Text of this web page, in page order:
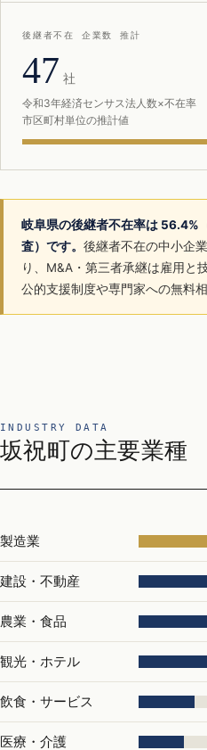
後継者不在 企業数 推計
47 社
令和3年経済センサス法人数×不在率
市区町村単位の推計値
岐阜県の後継者不在率は 56.4%
査）です。 後継者不在の中小企
り、M&A・第三者承継は雇用と
公的支援制度や専門家への無料
INDUSTRY DATA
坂祝町の主要業種
製造業
建設・不動産
農業・食品
観光・ホテル
飲食・サービス
医療・介護